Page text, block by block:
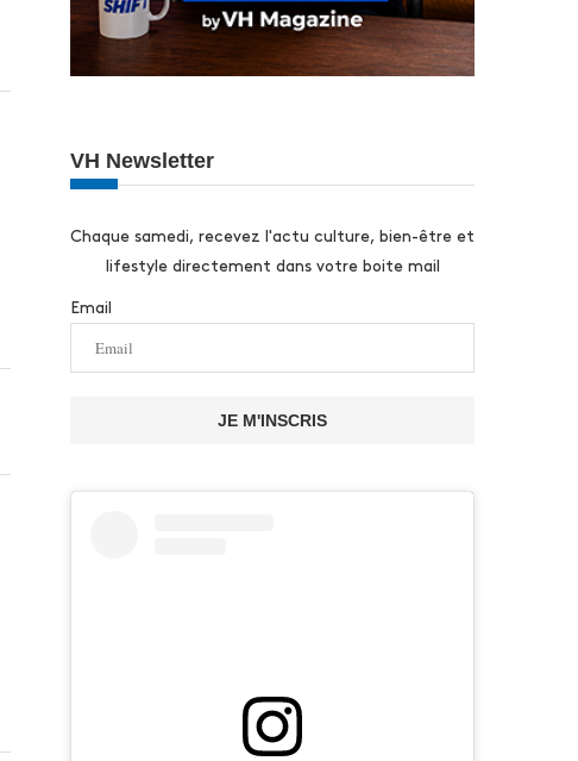
VH Newsletter
Chaque samedi, recevez l'actu culture, bien-être et
lifestyle directement dans votre boite mail
Email
JE M'INSCRIS